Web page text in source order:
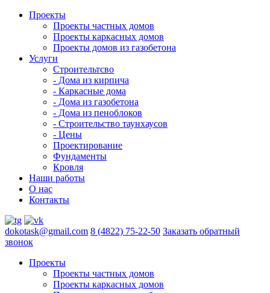
Проекты
Проекты частных домов
Проекты каркасных домов
Проекты домов из газобетона
Услуги
Строительтсво
- Дома из кирпича
- Каркасные дома
- Дома из газобетона
- Дома из пеноблоков
- Строительство таунхаусов
- Цены
Проектирование
Фундаменты
Кровля
Наши работы
О нас
Контакты
dokotask@gmail.com 8 (4822) 75-22-50 Заказать обратный
звонок
Проекты
Проекты частных домов
Проекты каркасных домов